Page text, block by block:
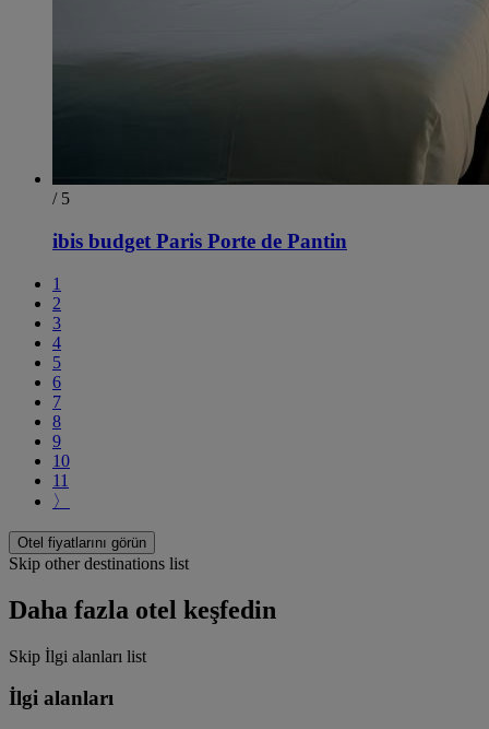
/ 5
ibis budget Paris Porte de Pantin
1
2
3
4
5
6
7
8
9
10
11
〉
Otel fiyatlarını görün
Skip other destinations list
Daha fazla otel keşfedin
Skip İlgi alanları list
İlgi alanları